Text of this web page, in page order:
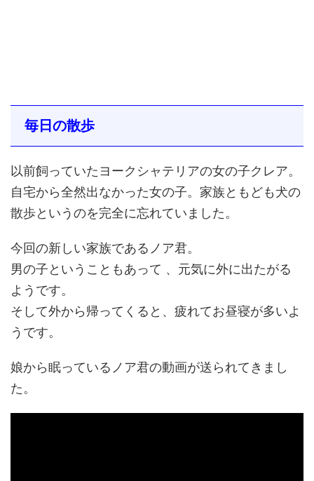
毎日の散歩
以前飼っていたヨークシャテリアの女の子クレア。
自宅から全然出なかった女の子。家族ともども犬の
散歩というのを完全に忘れていました。
今回の新しい家族であるノア君。
男の子ということもあって 、元気に外に出たがる
ようです。
そして外から帰ってくると、疲れてお昼寝が多いよ
うです。
娘から眠っているノア君の動画が送られてきまし
た。